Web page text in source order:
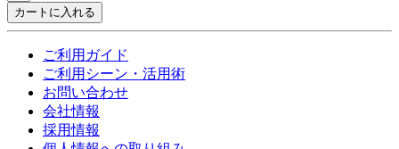
カートに入れる
ご利用ガイド
ご利用シーン・活用術
お問い合わせ
会社情報
採用情報